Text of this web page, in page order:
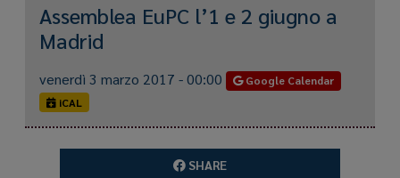
Assemblea EuPC l’1 e 2 giugno a
Madrid
venerdì 3 marzo 2017 - 00:00
Google Calendar
iCAL
SHARE